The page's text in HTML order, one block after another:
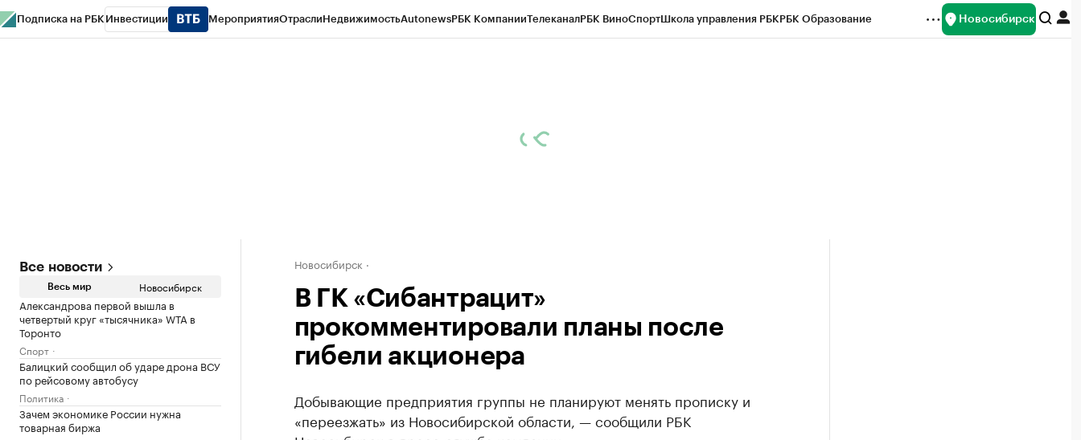
Подписка на РБК Инвестиции МероприятияОтраслиНедвижимостьAutonewsРБК КомпанииТелеканалРБК ВиноСпортШкола управления РБКРБК Образование Новосибирск
Все новости
Весь мир Новосибирск
Александрова первой вышла в
четвертый круг «тысячника» WTA в
Торонто
Спорт
Балицкий сообщил об ударе дрона ВСУ
по рейсовому автобусу
Политика
Зачем экономике России нужна
товарная биржа
Новосибирск
В ГК «Сибантрацит»
прокомментировали планы после
гибели акционера
Добывающие предприятия группы не планируют менять прописку и
«переезжать» из Новосибирской области, — сообщили РБК